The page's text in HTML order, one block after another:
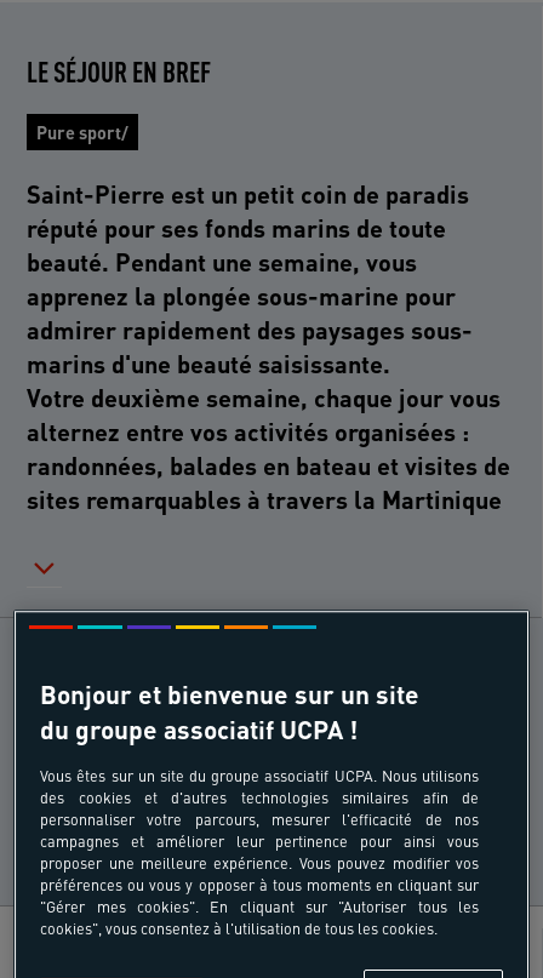
LE SÉJOUR EN BREF
Pure sport/
Saint-Pierre est un petit coin de paradis
réputé pour ses fonds marins de toute
beauté. Pendant une semaine, vous
apprenez la plongée sous-marine pour
admirer rapidement des paysages sous-
marins d'une beauté saisissante.
Votre deuxième semaine, chaque jour vous
alternez entre vos activités organisées :
randonnées, balades en bateau et visites de
LES TOPS DU PRODUIT
9 séances encadrées pour bien débuter en
plongée
Multi-activités Mer Âges
Bonjour et bienvenue sur un site
du groupe associatif UCPA !
Vous êtes sur un site du groupe associatif UCPA. Nous utilisons
des cookies et d'autres technologies similaires afin de
personnaliser votre parcours, mesurer l'efficacité de nos
campagnes et améliorer leur pertinence pour ainsi vous
proposer une meilleure expérience. Vous pouvez modifier vos
préférences ou vous y opposer à tous moments en cliquant sur
"Gérer mes cookies". En cliquant sur "Autoriser tous les
cookies", vous consentez à l'utilisation de tous les cookies.